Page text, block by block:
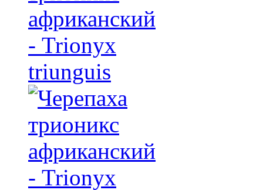
африканский
- Trionyx
triunguis